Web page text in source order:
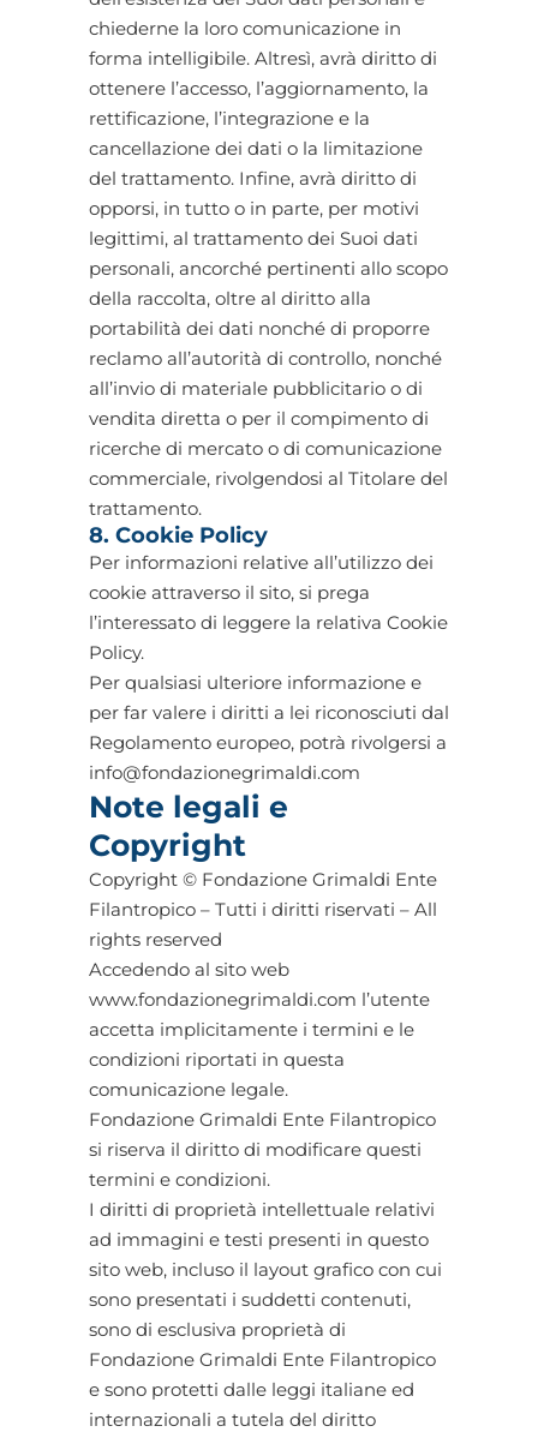
chiederne la loro comunicazione in
forma intelligibile. Altresì, avrà diritto di
ottenere l’accesso, l’aggiornamento, la
rettificazione, l’integrazione e la
cancellazione dei dati o la limitazione
del trattamento. Infine, avrà diritto di
opporsi, in tutto o in parte, per motivi
legittimi, al trattamento dei Suoi dati
personali, ancorché pertinenti allo scopo
della raccolta, oltre al diritto alla
portabilità dei dati nonché di proporre
reclamo all’autorità di controllo, nonché
all’invio di materiale pubblicitario o di
vendita diretta o per il compimento di
ricerche di mercato o di comunicazione
commerciale, rivolgendosi al Titolare del
trattamento.
8. Cookie Policy
Per informazioni relative all’utilizzo dei
cookie attraverso il sito, si prega
l’interessato di leggere la relativa Cookie
Policy.
Per qualsiasi ulteriore informazione e
per far valere i diritti a lei riconosciuti dal
Regolamento europeo, potrà rivolgersi a
info@fondazionegrimaldi.com
Note legali e
Copyright
Copyright © Fondazione Grimaldi Ente
Filantropico – Tutti i diritti riservati – All
rights reserved
Accedendo al sito web
www.fondazionegrimaldi.com l’utente
accetta implicitamente i termini e le
condizioni riportati in questa
comunicazione legale.
Fondazione Grimaldi Ente Filantropico
si riserva il diritto di modificare questi
termini e condizioni.
I diritti di proprietà intellettuale relativi
ad immagini e testi presenti in questo
sito web, incluso il layout grafico con cui
sono presentati i suddetti contenuti,
sono di esclusiva proprietà di
Fondazione Grimaldi Ente Filantropico
e sono protetti dalle leggi italiane ed
internazionali a tutela del diritto